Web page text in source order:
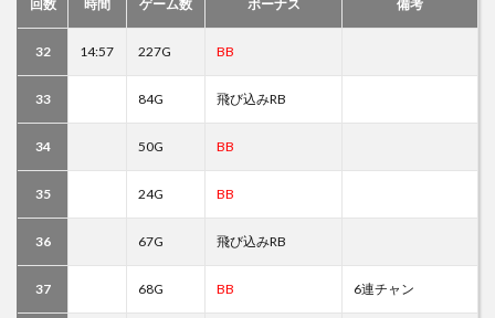
回数 時間 ゲーム数 ボーナス 備考
32 14:57 227G BB
33 84G 飛び込みRB
34 50G BB
35 24G BB
36 67G 飛び込みRB
37 68G BB 6連チャン